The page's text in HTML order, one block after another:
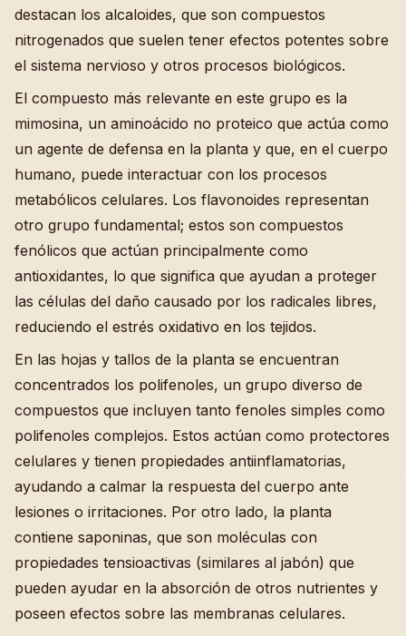
destacan los alcaloides, que son compuestos
nitrogenados que suelen tener efectos potentes sobre
el sistema nervioso y otros procesos biológicos.
El compuesto más relevante en este grupo es la
mimosina, un aminoácido no proteico que actúa como
un agente de defensa en la planta y que, en el cuerpo
humano, puede interactuar con los procesos
metabólicos celulares. Los flavonoides representan
otro grupo fundamental; estos son compuestos
fenólicos que actúan principalmente como
antioxidantes, lo que significa que ayudan a proteger
las células del daño causado por los radicales libres,
reduciendo el estrés oxidativo en los tejidos.
En las hojas y tallos de la planta se encuentran
concentrados los polifenoles, un grupo diverso de
compuestos que incluyen tanto fenoles simples como
polifenoles complejos. Estos actúan como protectores
celulares y tienen propiedades antiinflamatorias,
ayudando a calmar la respuesta del cuerpo ante
lesiones o irritaciones. Por otro lado, la planta
contiene saponinas, que son moléculas con
propiedades tensioactivas (similares al jabón) que
pueden ayudar en la absorción de otros nutrientes y
poseen efectos sobre las membranas celulares.